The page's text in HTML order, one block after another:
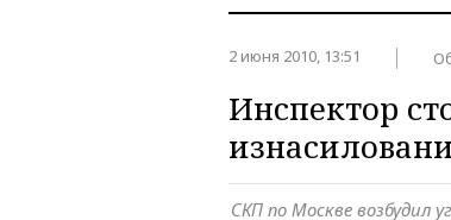
2 июня 2010, 13:51
Инспектор
СКП по Москве возбудил